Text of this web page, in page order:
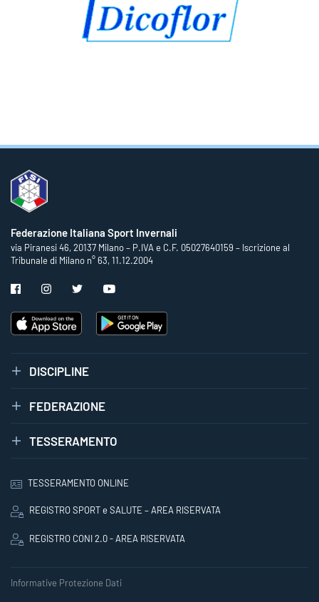
Federazione Italiana Sport Invernali
via Piranesi 46, 20137 Milano – P.IVA e C.F. 05027640159 – Iscrizione al
Tribunale di Milano n° 63, 11.12.2004
DISCIPLINE
FEDERAZIONE
TESSERAMENTO
TESSERAMENTO ONLINE
REGISTRO SPORT e SALUTE – AREA RISERVATA
REGISTRO CONI 2.0 - AREA RISERVATA
Informative Protezione Dati